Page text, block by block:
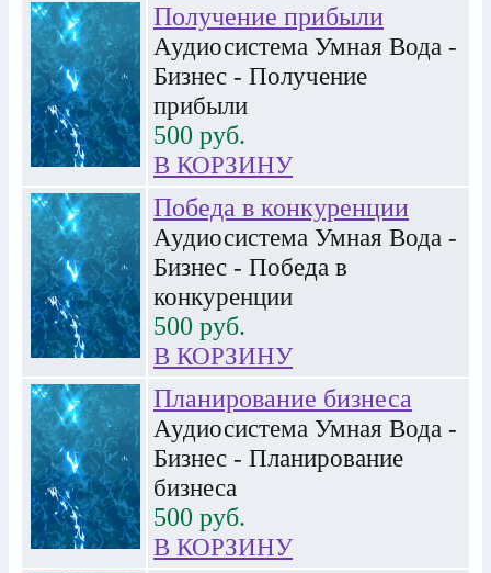
Получение прибыли
Аудиосистема Умная Вода -
Бизнес - Получение
прибыли
500 руб.
В КОРЗИНУ
Победа в конкуренции
Аудиосистема Умная Вода -
Бизнес - Победа в
конкуренции
500 руб.
В КОРЗИНУ
Планирование бизнеса
Аудиосистема Умная Вода -
Бизнес - Планирование
бизнеса
500 руб.
В КОРЗИНУ